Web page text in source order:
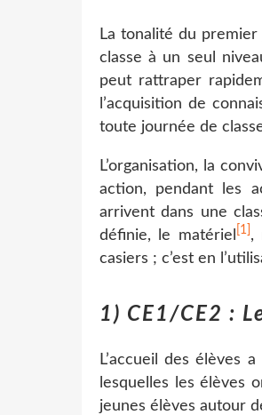
La tonalité du
classe à un seul
peut rattraper
l’acquisition de
toute journée de
L’organisation, la
action, pendant les
arrivent dans une
définie, le matériel
[1] ,
casiers ; c’est en
1) CE1/CE2 :
L’accueil des élèves
lesquelles les élèves
jeunes élèves autour